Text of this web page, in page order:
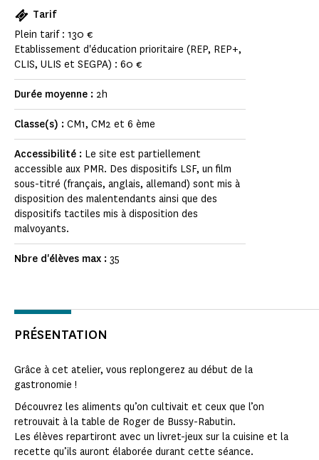
Tarif
Plein tarif : 130 €
Etablissement d'éducation prioritaire (REP, REP+,
CLIS, ULIS et SEGPA) : 60 €
Durée moyenne : 2h
Classe(s) : CM1, CM2 et 6 ème
Accessibilité : Le site est partiellement
accessible aux PMR. Des dispositifs LSF, un film
sous-titré (français, anglais, allemand) sont mis à
disposition des malentendants ainsi que des
dispositifs tactiles mis à disposition des
malvoyants.
Nbre d'élèves max : 35
PRÉSENTATION
Grâce à cet atelier, vous replongerez au début de la
gastronomie !
Découvrez les aliments qu’on cultivait et ceux que l’on
retrouvait à la table de Roger de Bussy-Rabutin.
Les élèves repartiront avec un livret-jeux sur la cuisine et la
recette qu’ils auront élaborée durant cette séance.